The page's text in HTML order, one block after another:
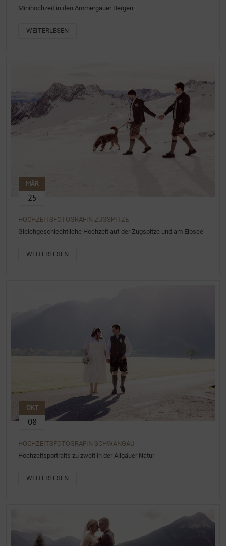
Minihochzeit in den Ammergauer Bergen
WEITERLESEN
MÄR
25
HOCHZEITSFOTOGRAFIN ZUGSPITZE
Gleichgeschlechtliche Hochzeit auf der Zugspitze und am Eibsee
WEITERLESEN
OKT
08
HOCHZEITSFOTOGRAFIN SCHWANGAU
Hochzeitsportraits zu zweit in der Allgäuer Natur
WEITERLESEN